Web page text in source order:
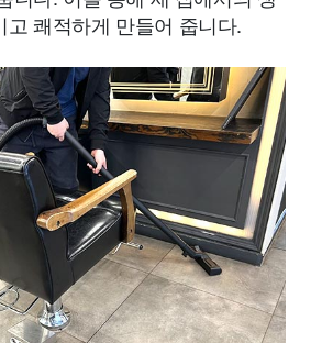
고 쾌적하게 만들어 줍니다.